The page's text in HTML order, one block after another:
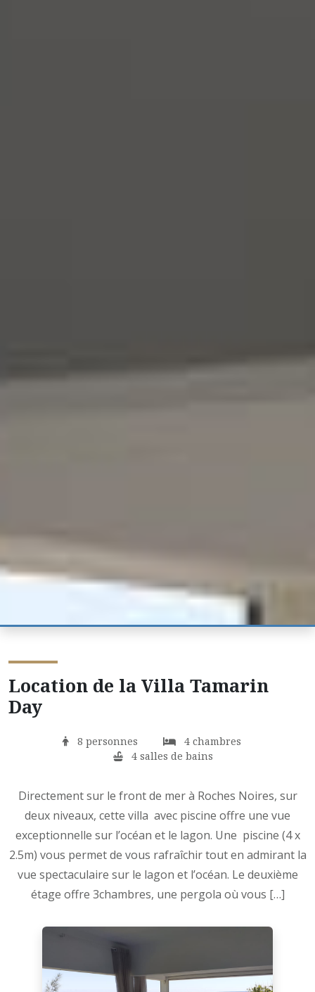
Location de la Villa Tamarin
Day
8 personnes
4 chambres
4 salles de bains
Directement sur le front de mer à Roches Noires, sur
deux niveaux, cette villa avec piscine offre une vue
exceptionnelle sur l’océan et le lagon. Une piscine (4 x
2.5m) vous permet de vous rafraîchir tout en admirant la
vue spectaculaire sur le lagon et l’océan. Le deuxième
étage offre 3chambres, une pergola où vous […]